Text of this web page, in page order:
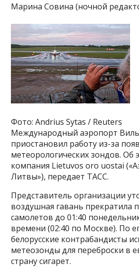
Марина Совина (ночной
Фото: Andrius Sytas / Reuters
Международный аэропорт
приостановил работу из-за
метеорологических зондов. Об
компания Lietuvos oro uostai
Литвы»), передает ТАСС.
Представитель организации
воздушная гавань прекратила
самолетов до 01:40
времени (02:40 по Москве). По
белорусские контрабандисты
метеозонды для переброски в
страну сигарет.